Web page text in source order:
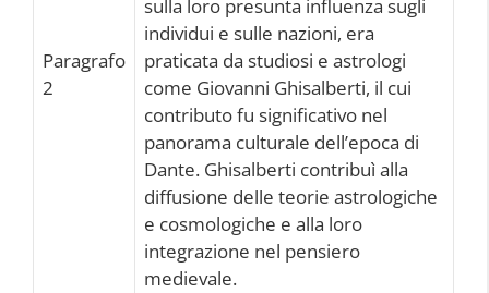
Paragrafo
2
sulla loro presunta influenza sugli
individui e sulle nazioni, era
praticata da studiosi e astrologi
come Giovanni Ghisalberti, il cui
contributo fu significativo nel
panorama culturale dell’epoca di
Dante. Ghisalberti contribuì alla
diffusione delle teorie astrologiche
e cosmologiche e alla loro
integrazione nel pensiero
medievale.